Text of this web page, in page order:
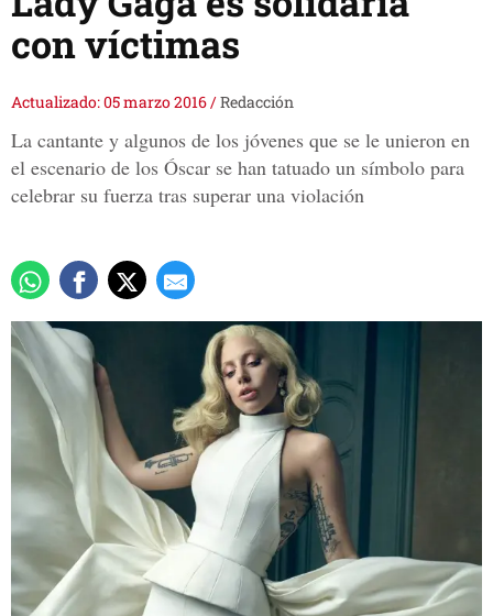
con víctimas
Actualizado: 05 marzo 2016/Redacción
La cantante y algunos de los jóvenes que se le unieron en
el escenario de los Óscar se han tatuado un símbolo para
celebrar su fuerza tras superar una violación